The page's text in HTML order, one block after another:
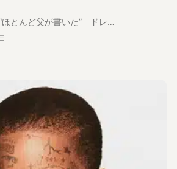
ほとんど父が書いた” ドレ…